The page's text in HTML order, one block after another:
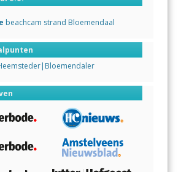
beachcam strand Bloemendaal